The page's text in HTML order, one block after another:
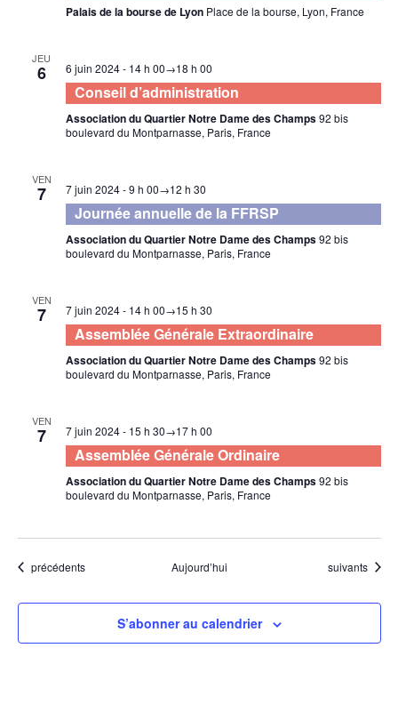
Palais de la bourse de Lyon Place de la bourse, Lyon, France
JEU
6 6 juin 2024 - 14 h 00→18 h 00
Conseil d’administration
Association du Quartier Notre Dame des Champs92 bis
boulevard du Montparnasse, Paris, France
VEN
7 7 juin 2024 - 9 h 00→12 h 30
Journée annuelle de la FFRSP
Association du Quartier Notre Dame des Champs92 bis
boulevard du Montparnasse, Paris, France
VEN
7 7 juin 2024 - 14 h 00→15 h 30
Assemblée Générale Extraordinaire
Association du Quartier Notre Dame des Champs92 bis
boulevard du Montparnasse, Paris, France
VEN
7 7 juin 2024 - 15 h 30→17 h 00
Assemblée Générale Ordinaire
Association du Quartier Notre Dame des Champs92 bis
boulevard du Montparnasse, Paris, France
Évènements
précédents Aujourd’hui Évènements
suivants
S’abonner au calendrier